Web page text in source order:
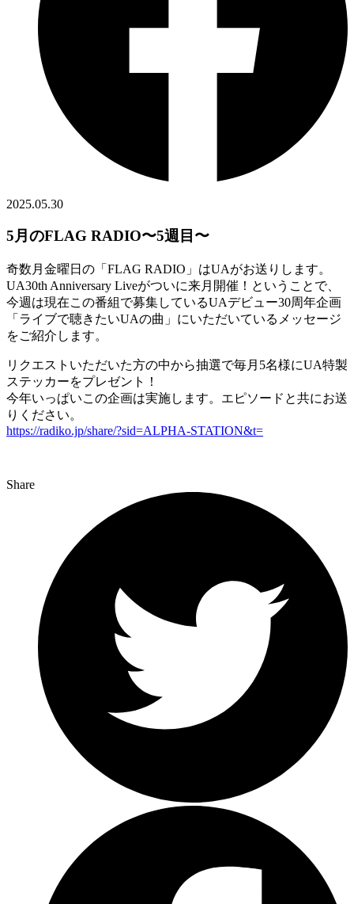
2025.05.30
5月のFLAG RADIO〜5週目〜
奇数月金曜日の「FLAG RADIO」はUAがお送りします。
UA30th Anniversary Liveがついに来月開催！ということで、
今週は現在この番組で募集しているUAデビュー30周年企画
「ライブで聴きたいUAの曲」にいただいているメッセージ
をご紹介します。
リクエストいただいた方の中から抽選で毎月5名様にUA特製
ステッカーをプレゼント！
今年いっぱいこの企画は実施します。エピソードと共にお送
りください。
https://radiko.jp/share/?sid=ALPHA-STATION&t=
Share